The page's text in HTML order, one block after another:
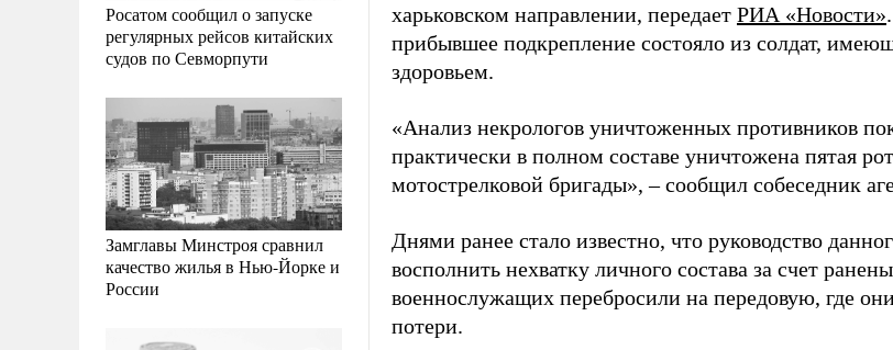
Росатом сообщил о запуске
регулярных рейсов китайских
судов по Севморпути
Замглавы Минстроя сравнил
качество жилья в Нью-Йорке и
России
харьковском направлении, передает РИА «Новости»
прибывшее подкрепление состояло из солдат,
здоровьем.
«Анализ некрологов уничтоженных противников
практически в полном составе уничтожена пятая
мотострелковой бригады», – сообщил собеседник
Днями ранее стало известно, что руководство
восполнить нехватку личного состава за счет
военнослужащих перебросили на передовую, где
потери.